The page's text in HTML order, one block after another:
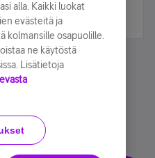
statement
alla. Kaikki luokat
evästeitä ja
kolmansille osapuolille.
ne käytöstä
Lisätietoja